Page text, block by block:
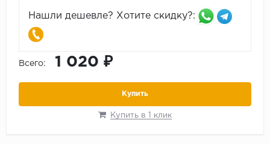
Нашли дешевле? Хотите скидку?:
Всего: 1 020 ₽
Купить
Купить в 1 клик